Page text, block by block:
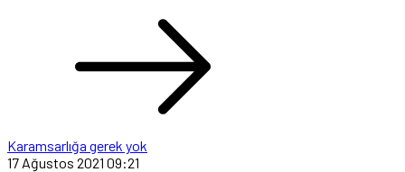
Karamsarlığa gerek yok
17 Ağustos 2021 09:21